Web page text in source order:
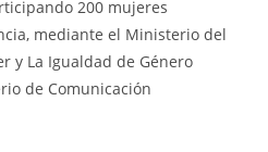
200 mujeres
mediante el Ministerio del
y La Igualdad de Género
de Comunicación